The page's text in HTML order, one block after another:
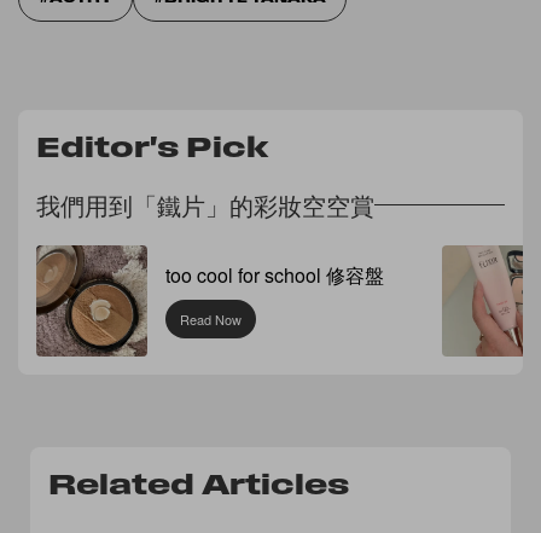
閣下提供的任何個人資料將絕對保密。
Editor's Pick
我們用到「鐵片」的彩妝空空賞
too cool for school 修容盤
Read Now
Related Articles